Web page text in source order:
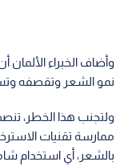
وأضاف الخبراء
نمو الشعر وتقصفه
ولتجنب هذا الخطر،
ممارسة تقنيات
بالشعر، أي استخدام